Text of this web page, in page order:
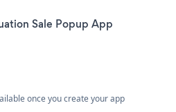
Sale Popup App
once you create your app